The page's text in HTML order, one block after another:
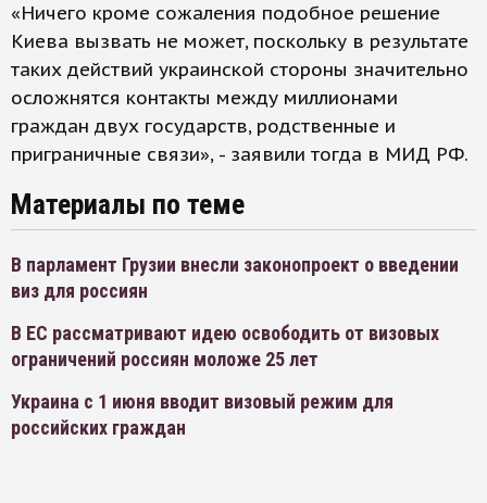
«Ничего кроме сожаления подобное решение
Киева вызвать не может, поскольку в результате
таких действий украинской стороны значительно
осложнятся контакты между миллионами
граждан двух государств, родственные и
приграничные связи», - заявили тогда в МИД РФ.
Материалы по теме
В парламент Грузии внесли законопроект о введении
виз для россиян
В ЕС рассматривают идею освободить от визовых
ограничений россиян моложе 25 лет
Украина с 1 июня вводит визовый режим для
российских граждан